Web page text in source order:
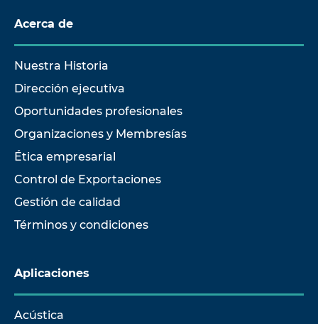
Acerca de
Nuestra Historia
Dirección ejecutiva
Oportunidades profesionales
Organizaciones y Membresías
Ética empresarial
Control de Exportaciones
Gestión de calidad
Términos y condiciones
Aplicaciones
Acústica